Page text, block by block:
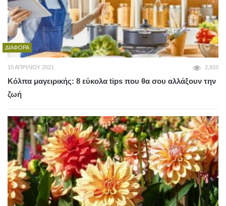
ΔΙΆΦΟΡΑ
10 ΑΠΡΙΛΊΟΥ 2021 2,810
Κόλπα μαγειρικής: 8 εύκολα tips που θα σου αλλάξουν την
ζωή